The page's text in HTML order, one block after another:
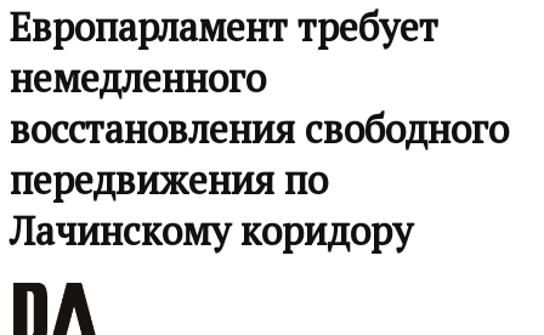
Европарламент требует
немедленного
восстановления свободного
передвижения по
Лачинскому коридору